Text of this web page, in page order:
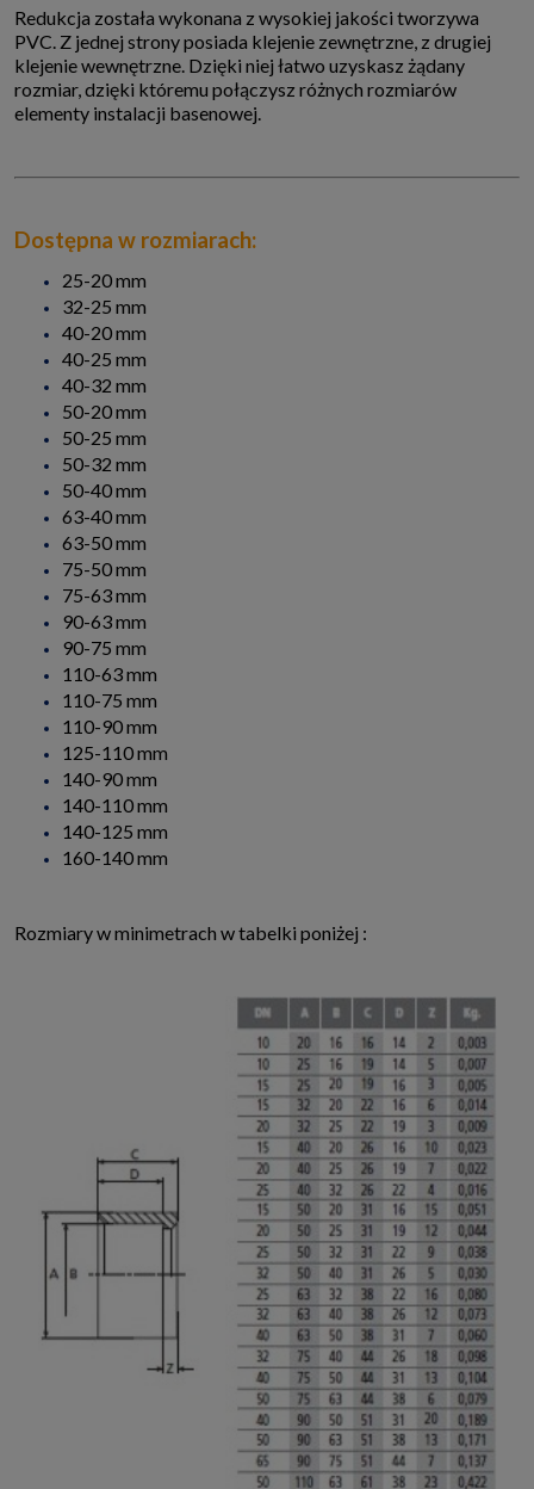
Redukcja została wykonana z wysokiej jakości tworzywa
PVC. Z jednej strony posiada klejenie zewnętrzne, z drugiej
klejenie wewnętrzne. Dzięki niej łatwo uzyskasz żądany
rozmiar, dzięki któremu połączysz różnych rozmiarów
elementy instalacji basenowej.
Dostępna w rozmiarach:
25-20 mm
32-25 mm
40-20 mm
40-25 mm
40-32 mm
50-20 mm
50-25 mm
50-32 mm
50-40 mm
63-40 mm
63-50 mm
75-50 mm
75-63 mm
90-63 mm
90-75 mm
110-63 mm
110-75 mm
110-90 mm
125-110 mm
140-90 mm
140-110 mm
140-125 mm
160-140 mm
Rozmiary w minimetrach w tabelki poniżej :